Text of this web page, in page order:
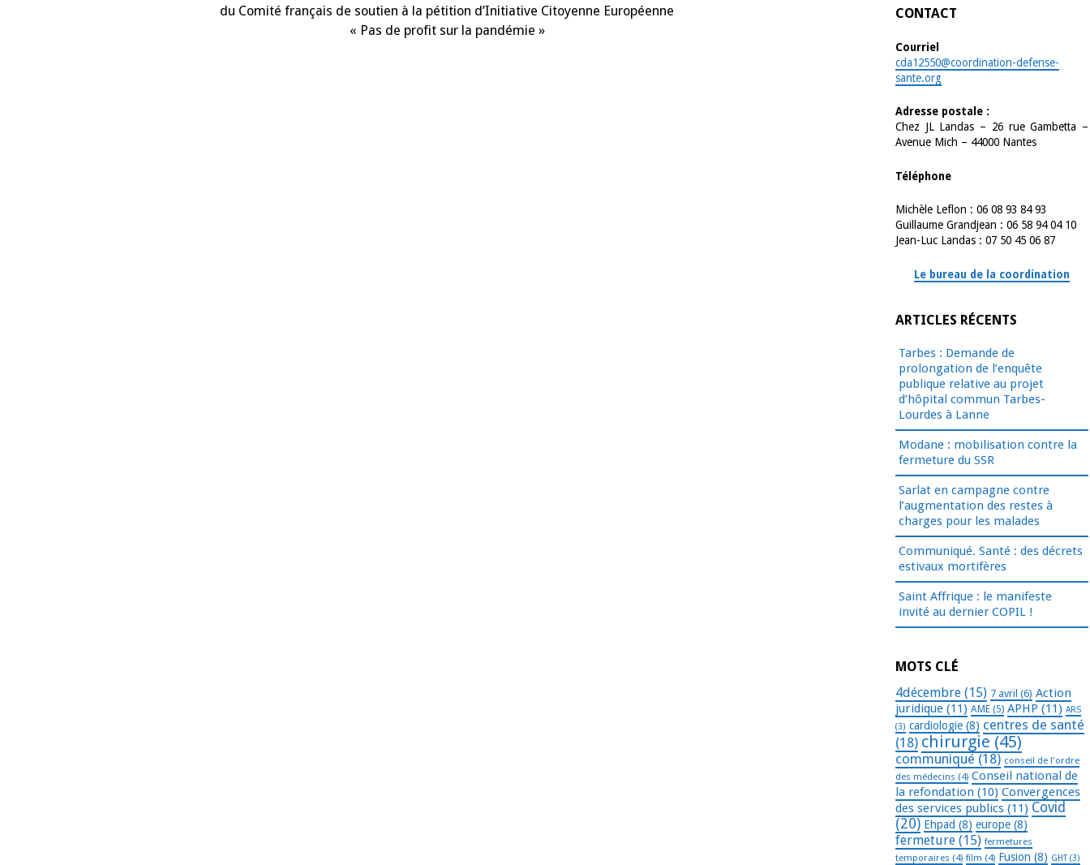
de
presse
du
6
du Comité français de soutien à la pétition d’Initiative Citoyenne Européenne
« Pas de profit sur la pandémie »
CONTACT
Courriel
cda12550@coordination-defense-
sante.org
Adresse postale :
Chez JL Landas – 26 rue Gambetta –
Avenue Mich – 44000 Nantes
Téléphone
Michèle Leflon : 06 08 93 84 93
Guillaume Grandjean : 06 58 94 04 10
Jean-Luc Landas : 07 50 45 06 87
Le bureau de la coordination
ARTICLES RÉCENTS
Tarbes : Demande de
prolongation de l’enquête
publique relative au projet
d’hôpital commun Tarbes-
Lourdes à Lanne
Modane : mobilisation contre la
fermeture du SSR
Sarlat en campagne contre
l’augmentation des restes à
charges pour les malades
Communiqué. Santé : des décrets
estivaux mortifères
Saint Affrique : le manifeste
invité au dernier COPIL !
MOTS CLÉ
4décembre (15) 7 avril (6) Action
juridique (11) AME (5) APHP (11) ARS
(3) cardiologie (8) centres de santé
(18) chirurgie (45)
communiqué (18) conseil de l'ordre
des médecins (4) Conseil national de
la refondation (10) Convergences
des services publics (11) Covid
(20) Ehpad (8) europe (8)
fermeture (15) fermetures
temporaires (4) film (4) Fusion (8) GHT(3)